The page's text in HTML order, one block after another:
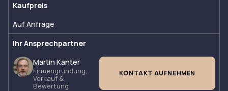
Kaufpreis
Auf Anfrage
Ihr Ansprechpartner
Martin Kanter
Firmengründung,
Verkauf &
Bewertung
KONTAKT AUFNEHMEN